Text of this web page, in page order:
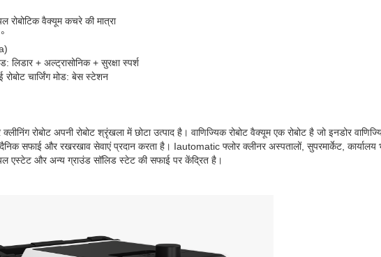
रोबोटिक वैक्यूम कचरे की मात्रा
लिडार + अल्ट्रासोनिक + सुरक्षा स्पर्श
रोबोट चार्जिंग मोड: बेस स्टेशन
क्लीनिंग रोबोट अपनी रोबोट श्रृंखला में छोटा उत्पाद है। वाणिज्यिक रोबोट वैक्यूम एक रोबोट है जो इनडोर
सफाई और रखरखाव सेवाएं प्रदान करता है। Iautomatic फ्लोर क्लीनर अस्पतालों, सुपरमार्केट, कार्यालय
एस्टेट और अन्य ग्राउंड सॉलिड स्टेट की सफाई पर केंद्रित है।